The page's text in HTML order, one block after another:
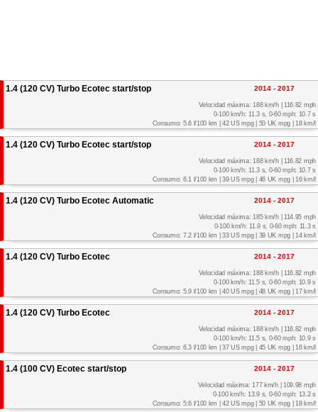
1.4 (120 CV) Turbo Ecotec start/stop 2014 - 2017
Velocidad máxima: 188 km/h | 116.82 mph
0-100 km/h: 11.3 s, 0-60 mph: 10.7 s
Consumo: 5.6 l/100 km | 42 US mpg | 50 UK mpg | 18 km/l
1.4 (120 CV) Turbo Ecotec start/stop 2014 - 2017
Velocidad máxima: 188 km/h | 116.82 mph
0-100 km/h: 11.3 s, 0-60 mph: 10.7 s
Consumo: 6.1 l/100 km | 39 US mpg | 46 UK mpg | 16 km/l
1.4 (120 CV) Turbo Ecotec Automatic 2014 - 2017
Velocidad máxima: 185 km/h | 114.95 mph
0-100 km/h: 11.9 s, 0-60 mph: 11.3 s
Consumo: 7.2 l/100 km | 33 US mpg | 39 UK mpg | 14 km/l
1.4 (120 CV) Turbo Ecotec 2014 - 2017
Velocidad máxima: 188 km/h | 116.82 mph
0-100 km/h: 11.5 s, 0-60 mph: 10.9 s
Consumo: 5.9 l/100 km | 40 US mpg | 48 UK mpg | 17 km/l
1.4 (120 CV) Turbo Ecotec 2014 - 2017
Velocidad máxima: 188 km/h | 116.82 mph
0-100 km/h: 11.5 s, 0-60 mph: 10.9 s
Consumo: 6.3 l/100 km | 37 US mpg | 45 UK mpg | 16 km/l
1.4 (100 CV) Ecotec start/stop 2014 - 2017
Velocidad máxima: 177 km/h | 109.98 mph
0-100 km/h: 13.9 s, 0-60 mph: 13.2 s
Consumo: 5.6 l/100 km | 42 US mpg | 50 UK mpg | 18 km/l